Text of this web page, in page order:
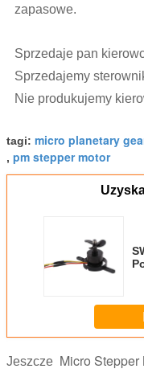
zapasowe.
Sprzedaje pan
Sprzedajemy
Nie produkujemy
tagi: micro planetary
, pm stepper motor
Jeszcze Micro Stepper